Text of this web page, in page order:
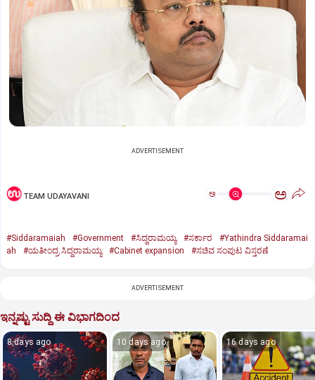
ADVERTISEMENT
TEAM UDAYAVANI ಅ ಅ
#Siddaramaiah #Government #ಸಿದ್ದರಾಮಯ್ಯ #ಸರ್ಕಾರ
#Yathindra Siddaramai
ah
#ಯತೀಂದ್ರ ಸಿದ್ದರಾಮಯ್ಯ #Cabinet expansion #ಸಚಿವ ಸಂಪುಟ ವಿಸ್ತರಣೆ
ADVERTISEMENT
ಇನ್ನಷ್ಟು ಸುದ್ದಿ ಈ ವಿಭಾಗದಿಂದ
8 days ago 10 days ago 16 days ago